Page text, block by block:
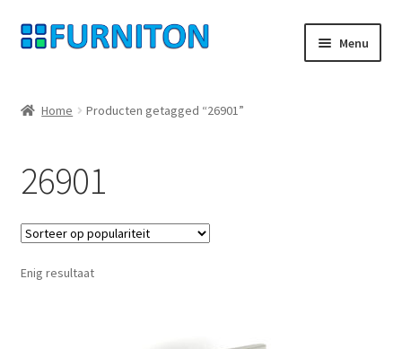
Ga
door
navigatie
Ga
naar
inhoud
Menu
Gegevensbescherming
Herroepingsrecht
Neem contact op met
Home Producten getagged “26901”
26901
Enig resultaat